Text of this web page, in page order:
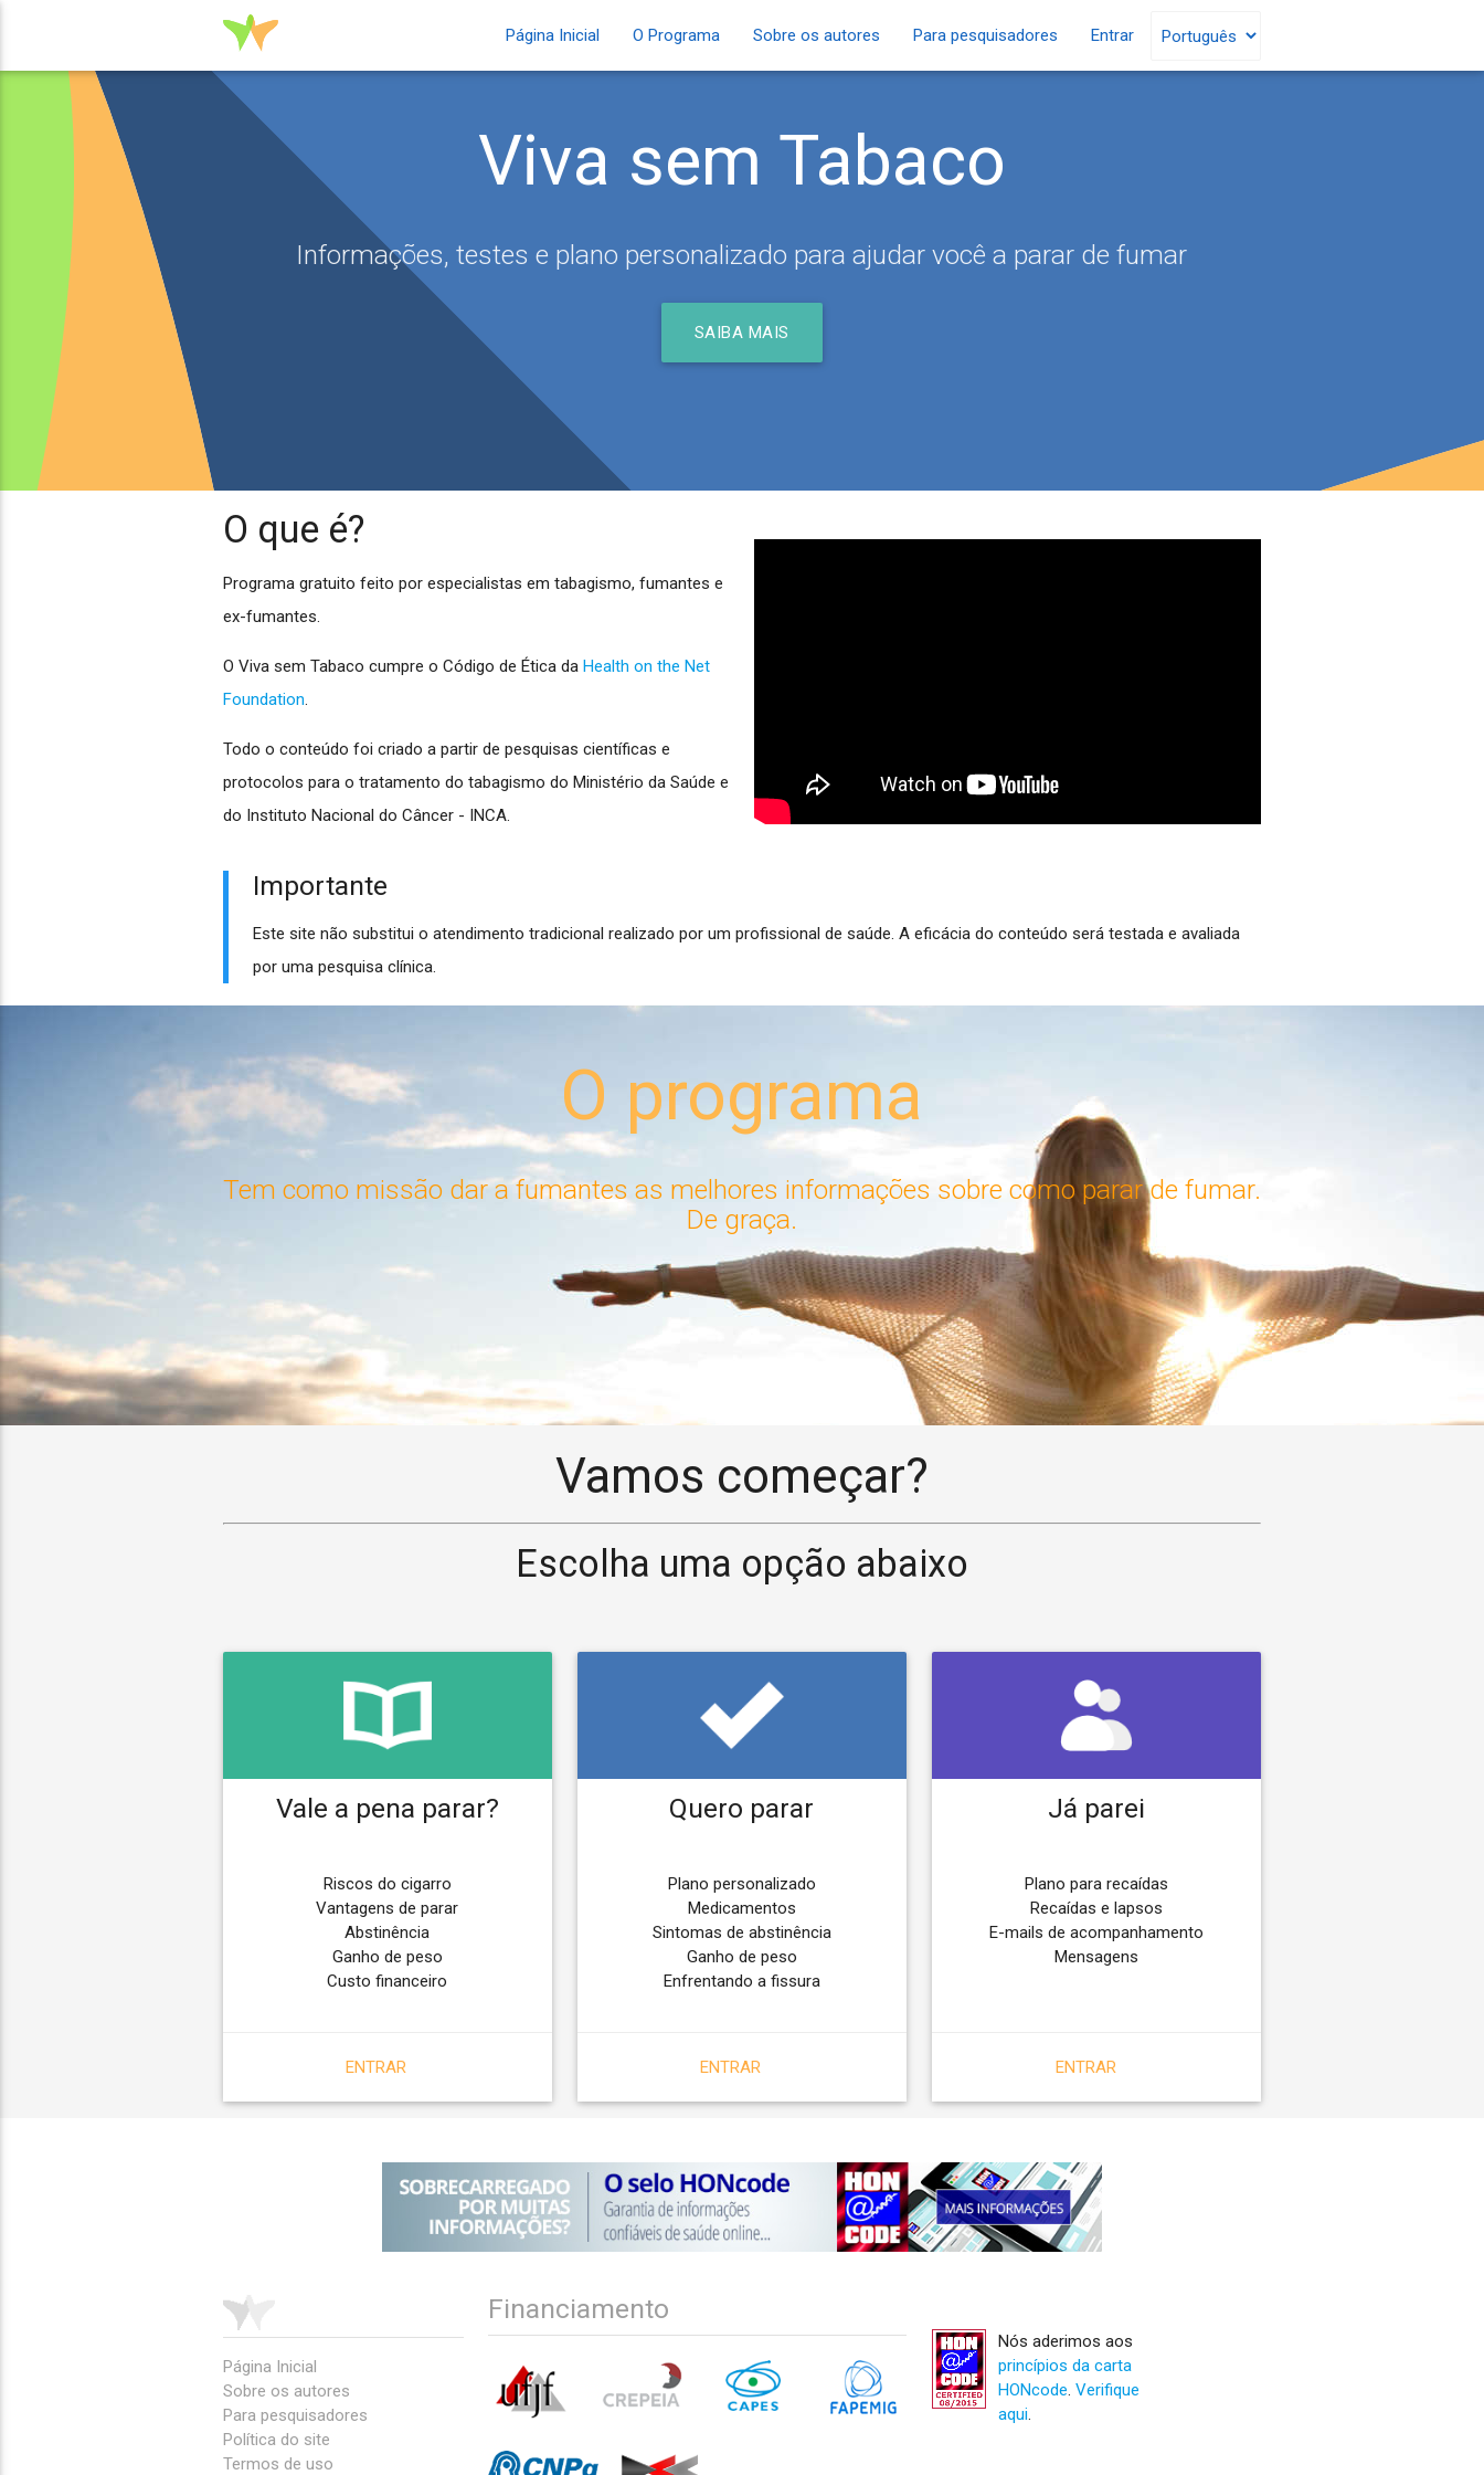
Página Inicial O Programa Sobre os autores Para pesquisadores Entrar
Viva sem Tabaco
Informações, testes e plano personalizado para ajudar você a parar de fumar
SAIBA MAIS
O que é?
Programa gratuito feito por especialistas em tabagismo, fumantes e
ex-fumantes.
O Viva sem Tabaco cumpre o Código de Ética da Health on the Net
Foundation.
Todo o conteúdo foi criado a partir de pesquisas científicas e
protocolos para o tratamento do tabagismo do Ministério da Saúde e
do Instituto Nacional do Câncer - INCA.
Importante
Este site não substitui o atendimento tradicional realizado por um profissional de saúde. A eficácia do conteúdo será testada e avaliada
por uma pesquisa clínica.
O programa
Tem como missão dar a fumantes as melhores informações sobre como parar de fumar.
De graça.
Vamos começar?
Escolha uma opção abaixo
Vale a pena parar?
Riscos do cigarro
Vantagens de parar
Abstinência
Ganho de peso
Custo financeiro
ENTRAR
Quero parar
Plano personalizado
Medicamentos
Sintomas de abstinência
Ganho de peso
Enfrentando a fissura
ENTRAR
Já parei
Plano para recaídas
Recaídas e lapsos
E-mails de acompanhamento
Mensagens
ENTRAR
Página Inicial
Sobre os autores
Para pesquisadores
Política do site
Termos de uso
Financiamento
Nós aderimos aos
princípios da carta
HONcode. Verifique
aqui.